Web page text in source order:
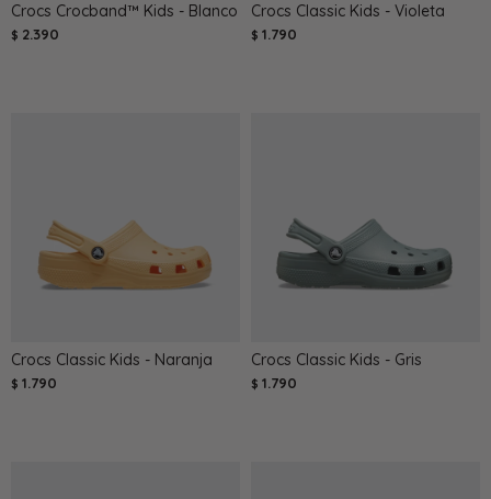
Crocs Crocband™ Kids - Blanco
$ 2.390
Crocs Classic Kids - Violeta
$ 1.790
Crocs Classic Kids - Naranja
$ 1.790
Crocs Classic Kids - Gris
$ 1.790